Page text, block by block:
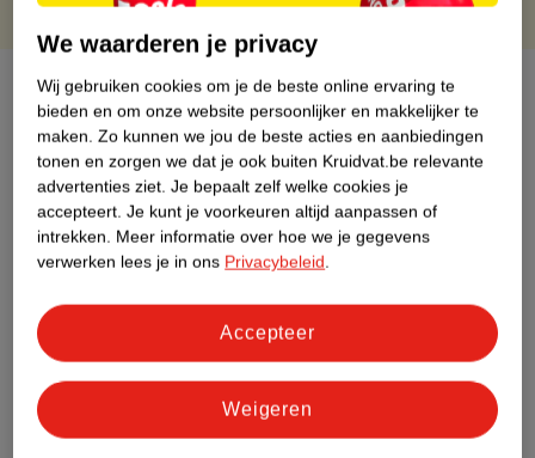
Over dit product
Productinformatie
Etiketinformatie
Impact Score.
We waarderen je privacy
Wij gebruiken cookies om je de beste online ervaring te
bieden en om onze website persoonlijker en makkelijker te
maken. Zo kunnen we jou de beste acties en aanbiedingen
tonen en zorgen we dat je ook buiten Kruidvat.be relevante
advertenties ziet. Je bepaalt zelf welke cookies je
accepteert. Je kunt je voorkeuren altijd aanpassen of
intrekken. Meer informatie over hoe we je gegevens
verwerken lees je in ons Privacybeleid.
Weigeren
Accepteer